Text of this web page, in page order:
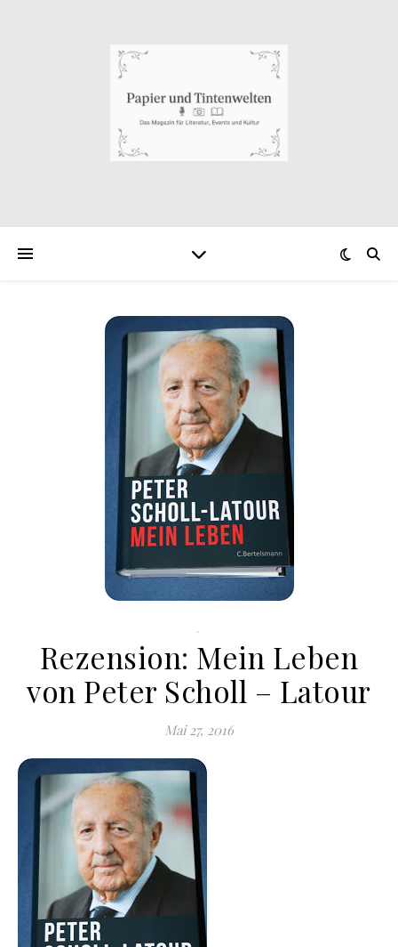
.
Rezension: Mein Leben
von Peter Scholl – Latour
Mai 27, 2016